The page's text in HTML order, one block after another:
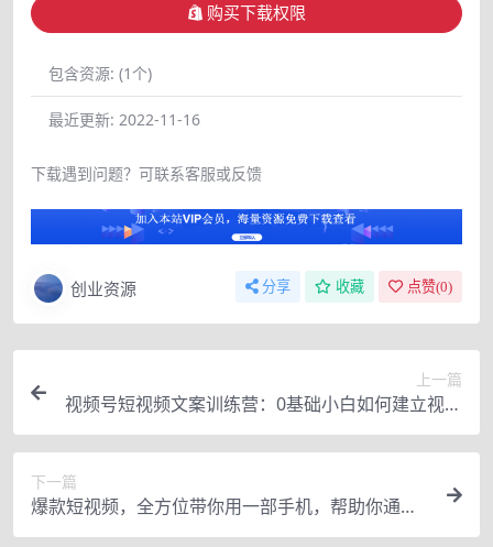
购买下载权限
包含资源: (1个)
最近更新: 2022-11-16
下载遇到问题？可联系客服或反馈
创业资源 分享 收藏 点赞(0)
上一篇
视频号短视频文案训练营：0基础小白如何建立视频
号，上热门，能卖货！
下一篇
爆款短视频，全方位带你用一部手机，帮助你通过
剪辑成为下一个百万博主